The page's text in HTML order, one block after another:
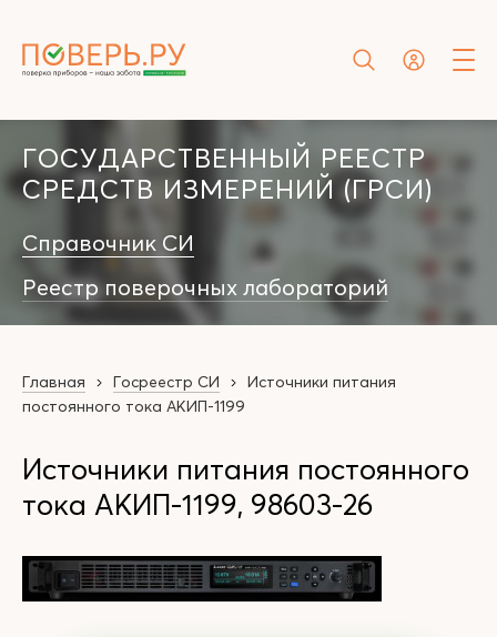
ГОСУДАРСТВЕННЫЙ РЕЕСТР
СРЕДСТВ ИЗМЕРЕНИЙ (ГРСИ)
Справочник СИ
Реестр поверочных лабораторий
Главная Госреестр СИ
Источники питания
постоянного тока АКИП-1199
Источники питания постоянного
тока АКИП-1199, 98603-26